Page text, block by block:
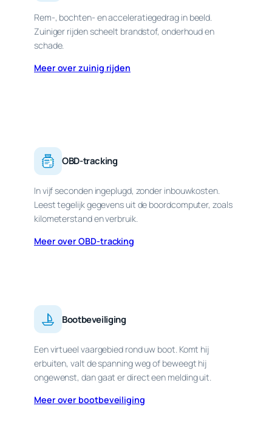
Rem-, bochten- en acceleratiegedrag in beeld.
Zuiniger rijden scheelt brandstof, onderhoud en
schade.
Meer over zuinig rijden
OBD-tracking
In vijf seconden ingeplugd, zonder inbouwkosten.
Leest tegelijk gegevens uit de boordcomputer, zoals
kilometerstand en verbruik.
Meer over OBD-tracking
Bootbeveiliging
Een virtueel vaargebied rond uw boot. Komt hij
erbuiten, valt de spanning weg of beweegt hij
ongewenst, dan gaat er direct een melding uit.
Meer over bootbeveiliging